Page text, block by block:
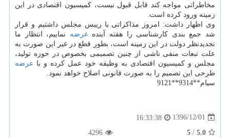
مخاطراتی مواجه كند قابل قبول نیست، كمیسیون اقتصادی در این
زمینه ورود كرده است.
وی اظهار داشت: امروز مذاكراتی با رییس مجلس داشتیم و قرار
شد جمع بندی كارشناسی را هفته آینده عرضه نماییم، انتظار ما
تجدیدنظر دولت در این زمینه است، بطور قطع در غیر این صورت به
علت تبعات منفی ناشی از چنین تصمیمی بخصوص در حوزه تولید،
مجلس و كمیسیون اقتصادی به وظیفه خود عمل كرده و با عرضه
طرحی این تصمیم را به صورت قانونی اصلاح خواهد نمود.
سیام**9314**9121
1396/12/01
16:33:38
5.0
/
5
4296